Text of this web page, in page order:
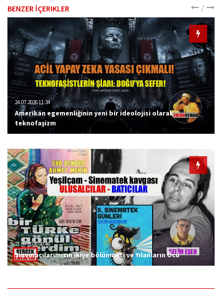
BENZER İÇERIKLER /
24.07.2026 11:34
Amerikan egemenliğinin yeni bir ideolojisi olarak
teknofaşizm
21.07.2026 00:46
Sinemacılarımızın ikiye bölünmesi ve Yılanların Öcü